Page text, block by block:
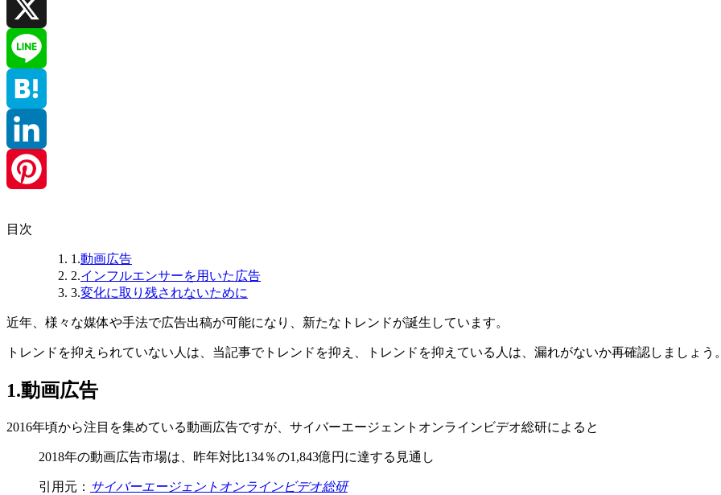
Facebook
X
Line
Hatena
LinkedIn
目次
1.動画広告
2.インフルエンサーを用いた広告
3.変化に取り残されないために
近年、様々な媒体や手法で広告出稿が可能になり、新たなトレンドが誕生しています。
トレンドを抑えられていない人は、当記事でトレンドを抑え、トレンドを抑えている人は、漏れがないか再確認しましょう
1.動画広告
2016年頃から注目を集めている動画広告ですが、サイバーエージェントオンラインビデオ総研によると
2018年の動画広告市場は、昨年対比134％の1,843億円に達する見通し
引用元： サイバーエージェントオンラインビデオ総研